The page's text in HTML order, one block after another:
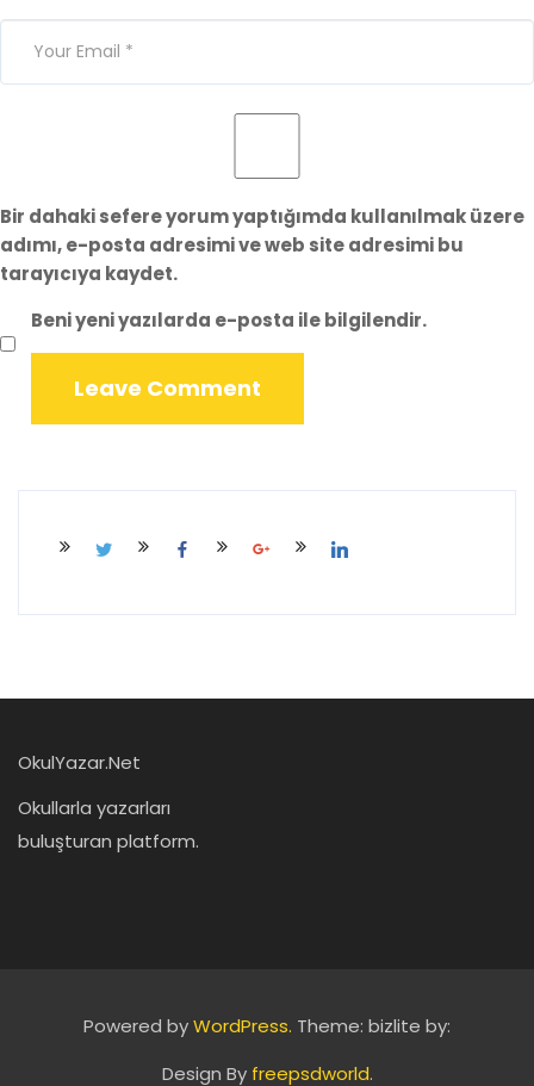
Bir dahaki sefere yorum yaptığımda kullanılmak üzere
adımı, e-posta adresimi ve web site adresimi bu
tarayıcıya kaydet.
Beni yeni yazılarda e-posta ile bilgilendir.
OkulYazar.Net
Okullarla yazarları
buluşturan platform.
Powered byWordPress. Theme: bizlite by:
Design By freepsdworld.